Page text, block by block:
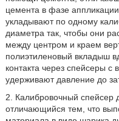
цемента в фазе
укладывают по одному
диаметра так, чтобы они
между центром и краем
полиэтиленовый вкладыш
контакта через спейсеры
удерживают давление до
2. Калибровочный спейсер
отличающийся тем, что